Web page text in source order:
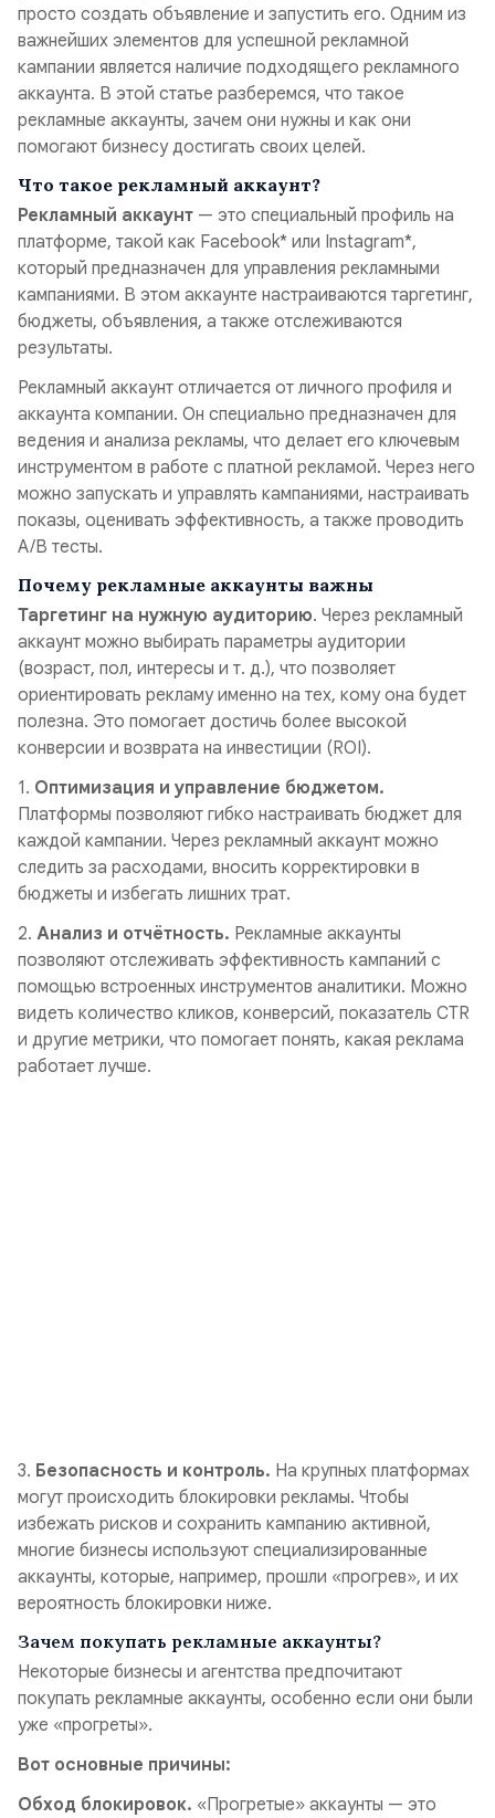
просто создать объявление и запустить его. Одним из
важнейших элементов для успешной рекламной
кампании является наличие подходящего рекламного
аккаунта. В этой статье разберемся, что такое
рекламные аккаунты, зачем они нужны и как они
помогают бизнесу достигать своих целей.
Что такое рекламный аккаунт?
Рекламный аккаунт — это специальный профиль на
платформе, такой как Facebook* или Instagram*,
который предназначен для управления рекламными
кампаниями. В этом аккаунте настраиваются таргетинг,
бюджеты, объявления, а также отслеживаются
результаты.
Рекламный аккаунт отличается от личного профиля и
аккаунта компании. Он специально предназначен для
ведения и анализа рекламы, что делает его ключевым
инструментом в работе с платной рекламой. Через него
можно запускать и управлять кампаниями, настраивать
показы, оценивать эффективность, а также проводить
A/B тесты.
Почему рекламные аккаунты важны
Таргетинг на нужную аудиторию. Через рекламный
аккаунт можно выбирать параметры аудитории
(возраст, пол, интересы и т. д.), что позволяет
ориентировать рекламу именно на тех, кому она будет
полезна. Это помогает достичь более высокой
конверсии и возврата на инвестиции (ROI).
1. Оптимизация и управление бюджетом.
Платформы позволяют гибко настраивать бюджет для
каждой кампании. Через рекламный аккаунт можно
следить за расходами, вносить корректировки в
бюджеты и избегать лишних трат.
2. Анализ и отчётность. Рекламные аккаунты
позволяют отслеживать эффективность кампаний с
помощью встроенных инструментов аналитики. Можно
видеть количество кликов, конверсий, показатель CTR
и другие метрики, что помогает понять, какая реклама
работает лучше.
3. Безопасность и контроль. На крупных платформах
могут происходить блокировки рекламы. Чтобы
избежать рисков и сохранить кампанию активной,
многие бизнесы используют специализированные
аккаунты, которые, например, прошли «прогрев», и их
вероятность блокировки ниже.
Зачем покупать рекламные аккаунты?
Некоторые бизнесы и агентства предпочитают
покупать рекламные аккаунты, особенно если они были
уже «прогреты».
Вот основные причины:
Обход блокировок. «Прогретые» аккаунты — это